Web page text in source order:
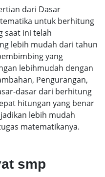
dari Dasar
untuk berhitung
saat ini telah
lebih mudah dari tahun
yang
lebihmudah dengan
Pengurangan,
dasar dari berhitung
hitungan yang benar
lebih mudah
matematikanya.
smp